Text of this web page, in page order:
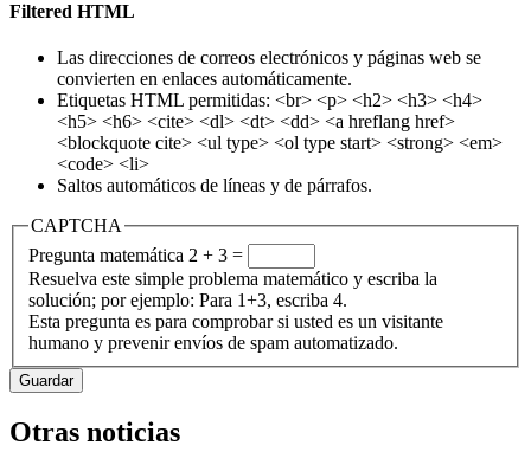
Filtered HTML
Las direcciones de correos electrónicos y páginas web se
convierten en enlaces automáticamente.
Etiquetas HTML permitidas: <br> <p> <h2> <h3> <h4>
<h5> <h6> <cite> <dl> <dt> <dd> <a hreflang href>
<blockquote cite> <ul type> <ol type start> <strong> <em>
<code> <li>
Saltos automáticos de líneas y de párrafos.
CAPTCHA
Pregunta matemática 2 + 3 =
Resuelva este simple problema matemático y escriba la
solución; por ejemplo: Para 1+3, escriba 4.
Esta pregunta es para comprobar si usted es un visitante
humano y prevenir envíos de spam automatizado.
Otras noticias